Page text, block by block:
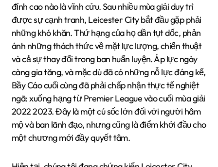
đỉnh cao nào là vĩnh cửu. Sau nhiều mùa giải duy trì
được sự cạnh tranh, Leicester City bắt đầu gặp phải
những khó khăn. Thứ hạng của họ dần tụt dốc, phản
ánh những thách thức về mặt lực lượng, chiến thuật
và cả sự thay đổi trong ban huấn luyện. Áp lực ngày
càng gia tăng, và mặc dù đã có những nỗ lực đáng kể,
Bầy Cáo cuối cùng đã phải chấp nhận thực tế nghiệt
ngã: xuống hạng từ Premier League vào cuối mùa giải
2022 2023. Đây là một cú sốc lớn đối với người hâm
mộ và ban lãnh đạo, nhưng cũng là điểm khởi đầu cho
một chương mới đầy quyết tâm.